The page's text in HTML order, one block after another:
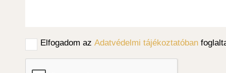
Elfogadom az Adatvédelmi tájékoztatóban